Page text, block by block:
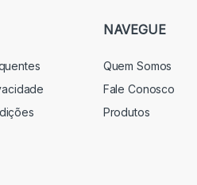
NAVEGUE
Quem Somos
Fale Conosco
Produtos